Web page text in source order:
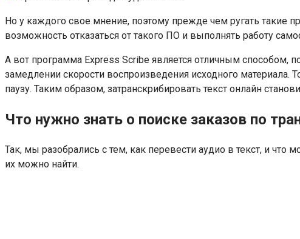
Но у каждого свое мнение, поэтому прежде чем ругать такие
возможность отказаться от такого ПО и выполнять работу
А вот программа Express Scribe является отличным способом,
замедлении скорости воспроизведения исходного материала.
паузу. Таким образом, затранскрибировать текст онлайн
Что нужно знать о поиске заказов по
Так, мы разобрались с тем, как перевести аудио в текст, и что
их можно найти.